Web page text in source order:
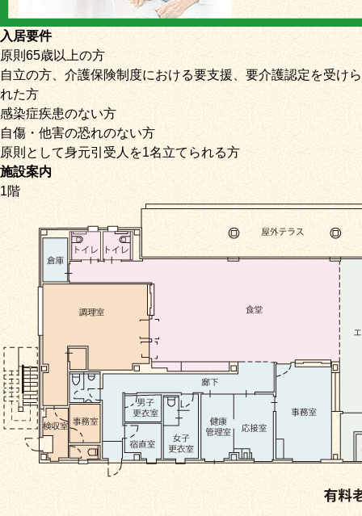
入居要件
原則65歳以上の方
自立の方、介護保険制度における要支援、要介護認定を受けら
れた方
感染症疾患のない方
自傷・他害の恐れのない方
原則として身元引受人を1名立てられる方
施設案内
1階